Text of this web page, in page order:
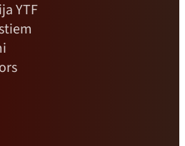
YTF